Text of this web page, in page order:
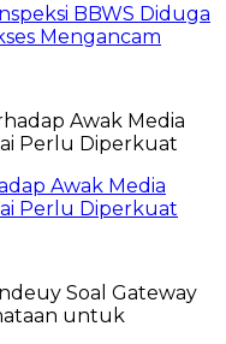
BBWS Diduga
Mengancam
Awak Media
Perlu Diperkuat